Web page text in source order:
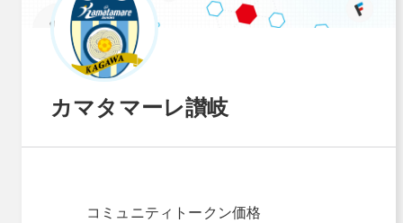
カマタマーレ讃岐
コミュニティトークン価格